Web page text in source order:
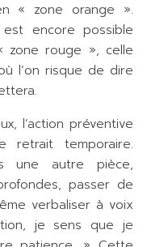
« zone orange ».
encore possible
zone rouge », celle
l’on risque de dire
l’action préventive
temporaire.
une autre pièce,
passer de
verbaliser à voix
je sens que je